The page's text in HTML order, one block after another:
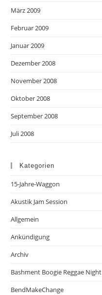
März 2009
Februar 2009
Januar 2009
Dezember 2008
November 2008
Oktober 2008
September 2008
Juli 2008
Kategorien
15-Jahre-Waggon
Akustik Jam Session
Allgemein
Ankündigung
Archiv
Bashment Boogie Reggae Night
BendMakeChange